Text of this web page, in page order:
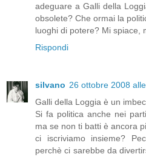
adeguare a Galli della
obsolete? Che ormai la
luoghi di potere? Mi spiace,
Rispondi
silvano 26 ottobre 2008
Galli della Loggia è un
Si fa politica anche nei
ma se non ti batti è ancora
ci iscriviamo insieme?
perchè ci sarebbe da